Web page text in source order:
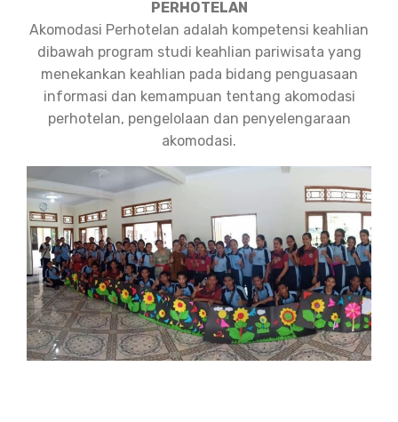
PERHOTELAN
Akomodasi Perhotelan adalah kompetensi keahlian
dibawah program studi keahlian pariwisata yang
menekankan keahlian pada bidang penguasaan
informasi dan kemampuan tentang akomodasi
perhotelan, pengelolaan dan penyelengaraan
akomodasi.